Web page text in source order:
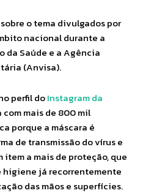
o tema divulgados por
nacional durante a
da Saúde e a Agência
(Anvisa).
perfil doInstagram da
com mais de 800 mil
porque a máscara é
de transmissão do vírus e
a mais de proteção, que
já recorrentemente
das mãos e superfícies.